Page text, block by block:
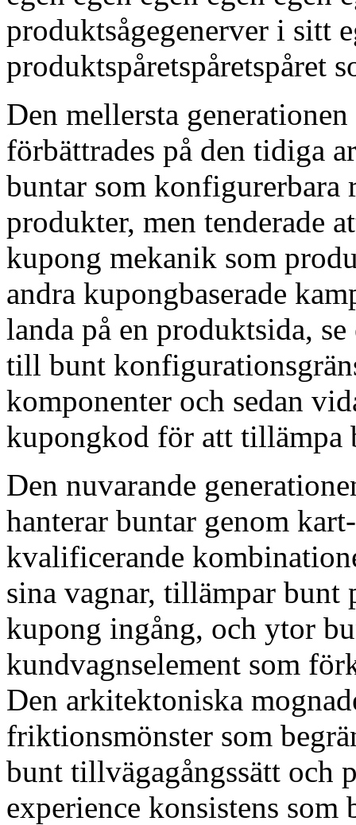
produktsågegenerver i sitt
produktspåretspåretspåret
Den mellersta
förbättrades på den tidiga
buntar som konfigurerbara
produkter, men tenderade
kupong mekanik som
andra kupongbaserade
landa på en produktsida,
till bunt
komponenter och sedan
kupongkod för att tillämpa
Den nuvarande
hanterar buntar genom
kvalificerande
sina vagnar, tillämpar bunt
kupong ingång, och ytor
kundvagnselement som
Den arkitektoniska
friktionsmönster som
bunt tillvägagångssätt och
experience konsistens